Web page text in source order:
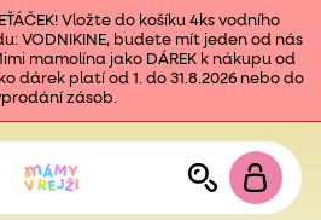
Vložte do košíku 4ks vodního
VODNIKINE, budete mít jeden od nás
mamolína jako DÁREK k nákupu od
dárek platí od 1. do 31.8.2026 nebo do
zásob.